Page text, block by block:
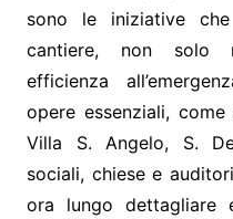
sono le iniziative
cantiere, non solo
efficienza
opere essenziali,
Villa S. Angelo, S.
sociali, chiese e
ora lungo